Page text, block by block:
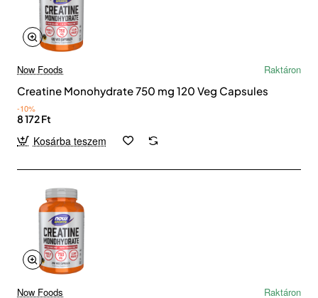
Now Foods
Raktáron
Creatine Monohydrate 750 mg 120 Veg Capsules
-10%
8 172 Ft
Kosárba teszem
Now Foods
Raktáron